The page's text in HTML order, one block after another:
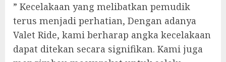
” Kecelakaan yang melibatkan pemudik
terus menjadi perhatian, Dengan adanya
Valet Ride, kami berharap angka kecelakaan
dapat ditekan secara signifikan. Kami juga